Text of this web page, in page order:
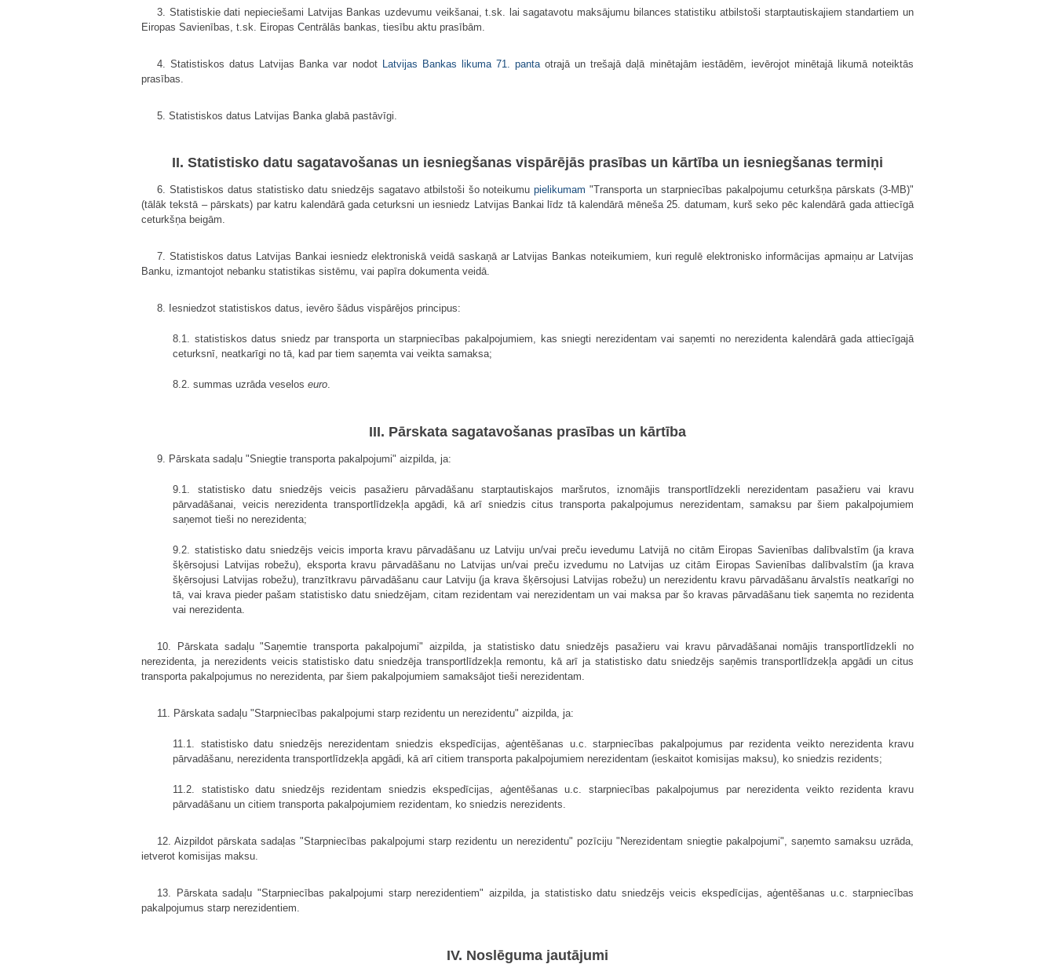
3. Statistiskie dati nepieciešami Latvijas Bankas uzdevumu veikšanai, t.sk. lai sagatavotu maksājumu bilances statistiku atbilstoši starptautiskajiem standartiem un
Eiropas Savienības, t.sk. Eiropas Centrālās bankas, tiesību aktu prasībām.
4. Statistiskos datus Latvijas Banka var nodot Latvijas Bankas likuma 71. panta otrajā un trešajā daļā minētajām iestādēm, ievērojot minētajā likumā noteiktās
prasības.
5. Statistiskos datus Latvijas Banka glabā pastāvīgi.
II. Statistisko datu sagatavošanas un iesniegšanas vispārējās prasības un kārtība un iesniegšanas termiņi
6. Statistiskos datus statistisko datu sniedzējs sagatavo atbilstoši šo noteikumupielikumam "Transporta un starpniecības pakalpojumu ceturkšņa pārskats (3-MB)"
(tālāk tekstā – pārskats) par katru kalendārā gada ceturksni un iesniedz Latvijas Bankai līdz tā kalendārā mēneša 25. datumam, kurš seko pēc kalendārā gada attiecīgā
ceturkšņa beigām.
7. Statistiskos datus Latvijas Bankai iesniedz elektroniskā veidā saskaņā ar Latvijas Bankas noteikumiem, kuri regulē elektronisko informācijas apmaiņu ar Latvijas
Banku, izmantojot nebanku statistikas sistēmu, vai papīra dokumenta veidā.
8. Iesniedzot statistiskos datus, ievēro šādus vispārējos principus:
8.1. statistiskos datus sniedz par transporta un starpniecības pakalpojumiem, kas sniegti nerezidentam vai saņemti no nerezidenta kalendārā gada attiecīgajā
ceturksnī, neatkarīgi no tā, kad par tiem saņemta vai veikta samaksa;
8.2. summas uzrāda veselos euro.
III. Pārskata sagatavošanas prasības un kārtība
9. Pārskata sadaļu "Sniegtie transporta pakalpojumi" aizpilda, ja:
9.1. statistisko datu sniedzējs veicis pasažieru pārvadāšanu starptautiskajos maršrutos, iznomājis transportlīdzekli nerezidentam pasažieru vai kravu
pārvadāšanai, veicis nerezidenta transportlīdzekļa apgādi, kā arī sniedzis citus transporta pakalpojumus nerezidentam, samaksu par šiem pakalpojumiem
saņemot tieši no nerezidenta;
9.2. statistisko datu sniedzējs veicis importa kravu pārvadāšanu uz Latviju un/vai preču ievedumu Latvijā no citām Eiropas Savienības dalībvalstīm (ja krava
šķērsojusi Latvijas robežu), eksporta kravu pārvadāšanu no Latvijas un/vai preču izvedumu no Latvijas uz citām Eiropas Savienības dalībvalstīm (ja krava
šķērsojusi Latvijas robežu), tranzītkravu pārvadāšanu caur Latviju (ja krava šķērsojusi Latvijas robežu) un nerezidentu kravu pārvadāšanu ārvalstīs neatkarīgi no
tā, vai krava pieder pašam statistisko datu sniedzējam, citam rezidentam vai nerezidentam un vai maksa par šo kravas pārvadāšanu tiek saņemta no rezidenta
vai nerezidenta.
10. Pārskata sadaļu "Saņemtie transporta pakalpojumi" aizpilda, ja statistisko datu sniedzējs pasažieru vai kravu pārvadāšanai nomājis transportlīdzekli no
nerezidenta, ja nerezidents veicis statistisko datu sniedzēja transportlīdzekļa remontu, kā arī ja statistisko datu sniedzējs saņēmis transportlīdzekļa apgādi un citus
transporta pakalpojumus no nerezidenta, par šiem pakalpojumiem samaksājot tieši nerezidentam.
11. Pārskata sadaļu "Starpniecības pakalpojumi starp rezidentu un nerezidentu" aizpilda, ja:
11.1. statistisko datu sniedzējs nerezidentam sniedzis ekspedīcijas, aģentēšanas u.c. starpniecības pakalpojumus par rezidenta veikto nerezidenta kravu
pārvadāšanu, nerezidenta transportlīdzekļa apgādi, kā arī citiem transporta pakalpojumiem nerezidentam (ieskaitot komisijas maksu), ko sniedzis rezidents;
11.2. statistisko datu sniedzējs rezidentam sniedzis ekspedīcijas, aģentēšanas u.c. starpniecības pakalpojumus par nerezidenta veikto rezidenta kravu
pārvadāšanu un citiem transporta pakalpojumiem rezidentam, ko sniedzis nerezidents.
12. Aizpildot pārskata sadaļas "Starpniecības pakalpojumi starp rezidentu un nerezidentu" pozīciju "Nerezidentam sniegtie pakalpojumi", saņemto samaksu uzrāda,
ietverot komisijas maksu.
13. Pārskata sadaļu "Starpniecības pakalpojumi starp nerezidentiem" aizpilda, ja statistisko datu sniedzējs veicis ekspedīcijas, aģentēšanas u.c. starpniecības
pakalpojumus starp nerezidentiem.
IV. Noslēguma jautājumi